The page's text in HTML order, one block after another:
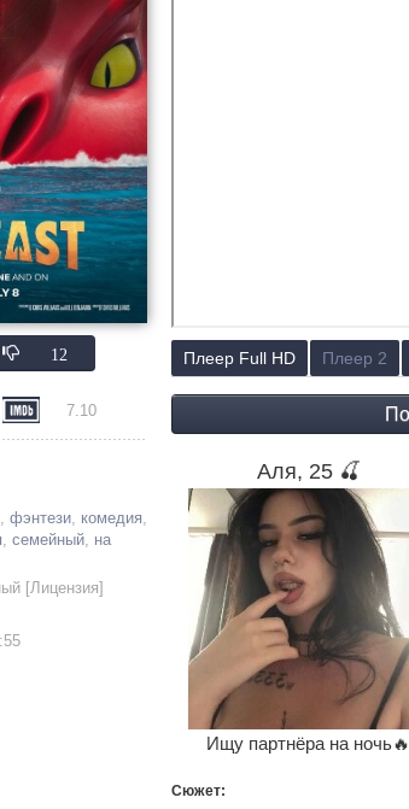
12
7.10
, фэнтези, комедия,
, семейный, на
[Лицензия]
Плеер Full HD Плеер 2
Аля, 25 🍒
Ищу партнёра на ночь🔥
Сюжет: